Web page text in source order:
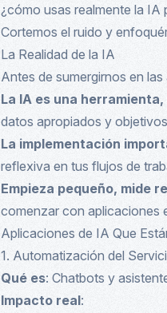
¿cómo usas realmente la
Cortemos el ruido y
La Realidad de la IA
Antes de sumergirnos en
La IA es una
datos apropiados y
La implementación
reflexiva en tus flujos de
Empieza pequeño, mide
comenzar con aplicaciones
Aplicaciones de IA Que
1. Automatización del
Qué es: Chatbots y
Impacto real: